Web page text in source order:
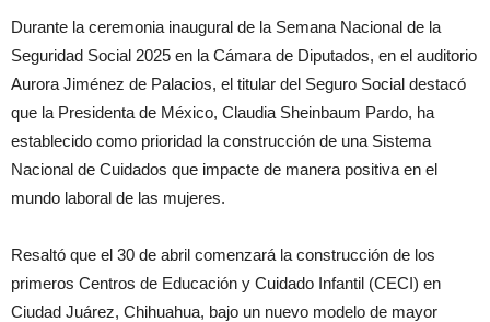
Durante la ceremonia inaugural de la Semana Nacional de la
Seguridad Social 2025 en la Cámara de Diputados, en el auditorio
Aurora Jiménez de Palacios, el titular del Seguro Social destacó
que la Presidenta de México, Claudia Sheinbaum Pardo, ha
establecido como prioridad la construcción de una Sistema
Nacional de Cuidados que impacte de manera positiva en el
mundo laboral de las mujeres.
Resaltó que el 30 de abril comenzará la construcción de los
primeros Centros de Educación y Cuidado Infantil (CECI) en
Ciudad Juárez, Chihuahua, bajo un nuevo modelo de mayor